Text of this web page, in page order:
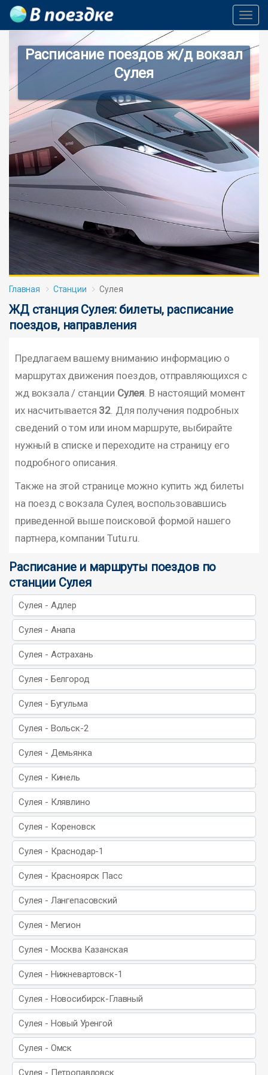
Расписание поездов ж/д вокзал
Сулея
Главная Станции Сулея
ЖД станция Сулея: билеты, расписание
поездов, направления
Предлагаем вашему вниманию информацию о
маршрутах движения поездов, отправляющихся с
жд вокзала / станции Сулея . В настоящий момент
их насчитывается 32 . Для получения подробных
сведений о том или ином маршруте, выбирайте
нужный в списке и переходите на страницу его
подробного описания.
Также на этой странице можно купить жд билеты
на поезд с вокзала Сулея, воспользовавшись
приведенной выше поисковой формой нашего
партнера, компании Tutu.ru.
Расписание и маршруты поездов по
станции Сулея
Сулея - Адлер
Сулея - Анапа
Сулея - Астрахань
Сулея - Белгород
Сулея - Бугульма
Сулея - Вольск-2
Сулея - Демьянка
Сулея - Кинель
Сулея - Клявлино
Сулея - Кореновск
Сулея - Краснодар-1
Сулея - Красноярск Пасс
Сулея - Лангепасовский
Сулея - Мегион
Сулея - Москва Казанская
Сулея - Нижневартовск-1
Сулея - Новосибирск-Главный
Сулея - Новый Уренгой
Сулея - Омск
Сулея - Петропавловск